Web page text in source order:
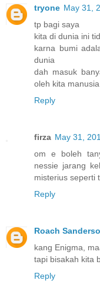
tryone May 31,
tp bagi saya
kita di dunia ini
karna bumi
dunia
dah masuk
oleh kita
Reply
firza May 31,
om e boleh
nessie jarang
misterius seperti
Reply
Roach
kang Enigma,
tapi bisakah kita
Reply